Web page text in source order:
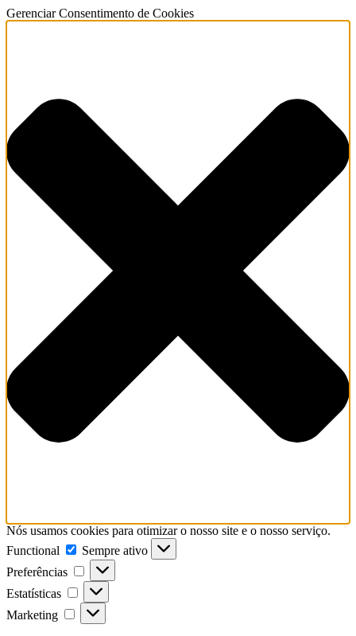
Gerenciar Consentimento de Cookies
Nós usamos cookies para otimizar o nosso site e o nosso serviço.
Functional
Functional
Sempre ativo
Preferências
Preferências
Estatísticas Estatísticas
Marketing Marketing